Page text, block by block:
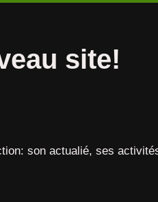
site!
son actualié, ses